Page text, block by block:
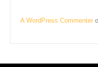
A WordPress Commenter